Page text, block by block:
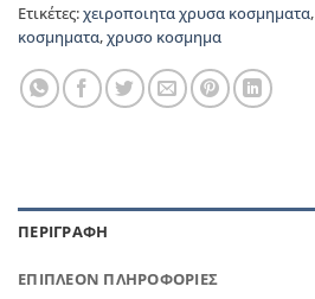
Ετικέτες:χειροποιητα χρυσα κοσμηματα,
κοσμηματα,χρυσο κοσμημα
ΠΕΡΙΓΡΑΦΉ
ΕΠΙΠΛΈΟΝ ΠΛΗΡΟΦΟΡΊΕΣ